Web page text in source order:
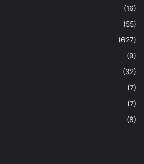
(16)
(55)
(627)
(9)
(32)
(7)
(7)
(8)